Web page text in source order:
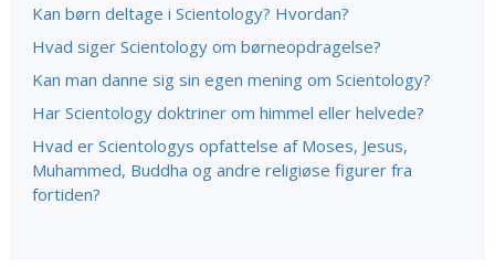
Kan børn deltage i Scientology? Hvordan?
Hvad siger Scientology om børneopdragelse?
Kan man danne sig sin egen mening om Scientology?
Har Scientology doktriner om himmel eller helvede?
Hvad er Scientologys opfattelse af Moses, Jesus,
Muhammed, Buddha og andre religiøse figurer fra
fortiden?